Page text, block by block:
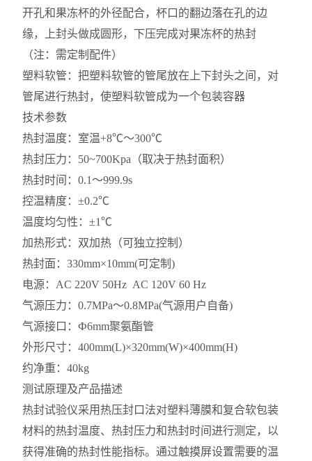
开孔和果冻杯的外径配合，杯口的翻边落在孔的边
缘，上封头做成圆形，下压完成对果冻杯的热封
（注：需定制配件）
塑料软管：把塑料软管的管尾放在上下封头之间，对
管尾进行热封，使塑料软管成为一个包装容器
技术参数
热封温度：室温+8℃～300℃
热封压力：50~700Kpa（取决于热封面积）
热封时间：0.1～999.9s
控温精度：±0.2℃
温度均匀性：±1℃
加热形式：双加热（可独立控制）
热封面：330mm×10mm(可定制)
电源：AC 220V 50Hz AC 120V 60 Hz
气源压力：0.7MPa～0.8MPa(气源用户自备)
气源接口：Ф6mm聚氨酯管
外形尺寸：400mm(L)×320mm(W)×400mm(H)
约净重：40kg
测试原理及产品描述
热封试验仪采用热压封口法对塑料薄膜和复合软包装
材料的热封温度、热封压力和热封时间进行测定，以
获得准确的热封性能指标。通过触摸屏设置需要的温